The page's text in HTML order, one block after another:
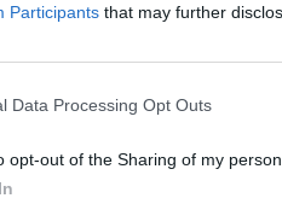
Participants that may further
Data Processing Opt Outs
opt-out of the Sharing of my